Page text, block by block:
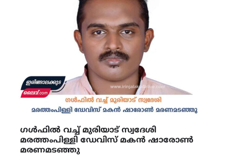
ഗൾഫിൽ വച്ച് മുരിയാട് സ്വദേശി
മരത്തംപിള്ളി ഡേവിസ് മകൻ ഷാരോൺ
മരണമടഞ്ഞു